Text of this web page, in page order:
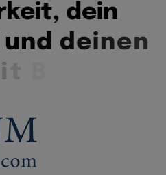
keit, dein
und deinen
B